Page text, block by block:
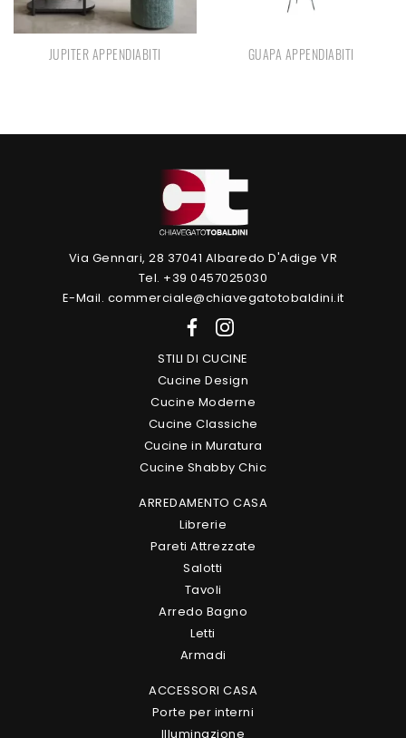
JUPITER APPENDIABITI GUAPA APPENDIABITI
Via Gennari, 28 37041 Albaredo D'Adige VR
Tel. +39 0457025030
E-Mail. commerciale@chiavegatotobaldini.it
STILI DI CUCINE
Cucine Design
Cucine Moderne
Cucine Classiche
Cucine in Muratura
Cucine Shabby Chic
ARREDAMENTO CASA
Librerie
Pareti Attrezzate
Salotti
Tavoli
Arredo Bagno
Letti
Armadi
ACCESSORI CASA
Porte per interni
Illuminazione